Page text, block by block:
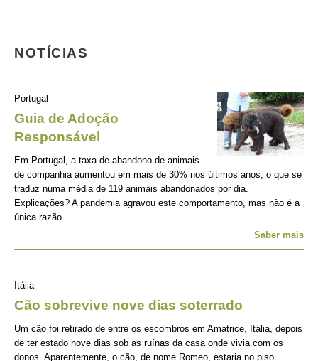
NOTÍCIAS
Portugal
Guia de Adoção
Responsável
Em Portugal, a taxa de abandono de animais
de companhia aumentou em mais de 30% nos últimos anos, o que se
traduz numa média de 119 animais abandonados por dia.
Explicações? A pandemia agravou este comportamento, mas não é a
única razão.
Saber mais
Itália
Cão sobrevive nove dias soterrado
Um cão foi retirado de entre os escombros em Amatrice, Itália, depois
de ter estado nove dias sob as ruínas da casa onde vivia com os
donos. Aparentemente, o cão, de nome Romeo, estaria no piso